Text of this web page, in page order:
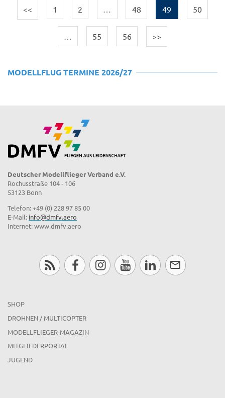
<< 1 2 48 49 50
55 56 >>
MODELLFLUG TERMINE 2026/27
Deutscher Modellflieger Verband e.V.
Rochusstraße 104 - 106
53123 Bonn
Telefon: +49 (0) 228 97 85 00
E-Mail: info@dmfv.aero
Internet: www.dmfv.aero
SHOP
DROHNEN / MULTICOPTER
MODELLFLIEGER-MAGAZIN
MITGLIEDERPORTAL
JUGEND